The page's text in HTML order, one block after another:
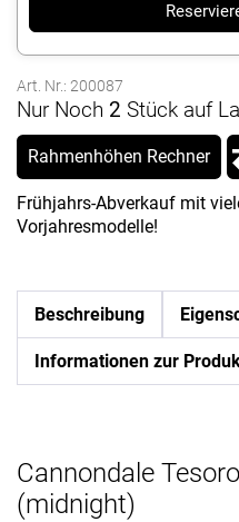
Art. Nr.: 200087
Nur Noch 2 Stück auf
Rahmenhöhen Rechner
Frühjahrs-Abverkauf mit
Vorjahresmodelle!
Beschreibung
Informationen zur
Cannondale
(midnight)